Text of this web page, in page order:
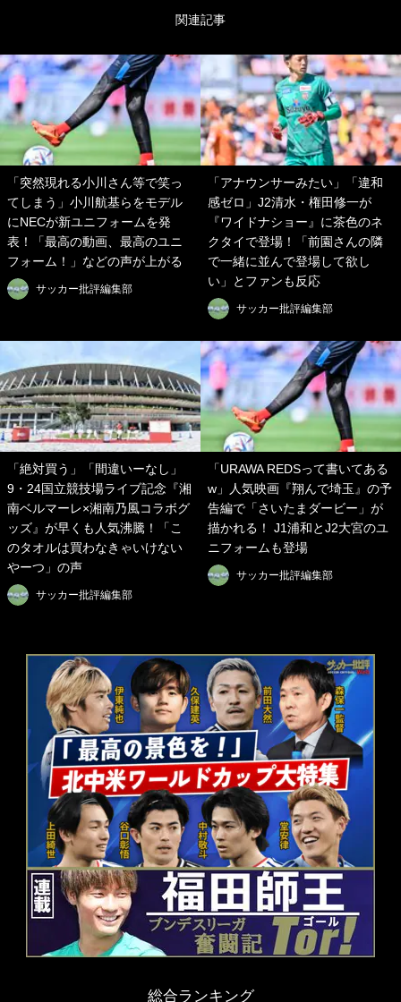
関連記事
「突然現れる小川さん等で笑っ
てしまう」小川航基らをモデル
にNECが新ユニフォームを発
表！「最高の動画、最高のユニ
フォーム！」などの声が上がる
サッカー批評編集部
「アナウンサーみたい」「違和
感ゼロ」J2清水・権田修一が
『ワイドナショー』に茶色のネ
クタイで登場！「前園さんの隣
で一緒に並んで登場して欲し
い」とファンも反応
サッカー批評編集部
「絶対買う」「間違いーなし」
9・24国立競技場ライブ記念『湘
南ベルマーレ×湘南乃風コラボグ
ッズ』が早くも人気沸騰！「こ
のタオルは買わなきゃいけない
やーつ」の声
サッカー批評編集部
「URAWA REDSって書いてある
w」人気映画『翔んで埼玉』の予
告編で「さいたまダービー」が
描かれる！ J1浦和とJ2大宮のユ
ニフォームも登場
サッカー批評編集部
総合ランキング